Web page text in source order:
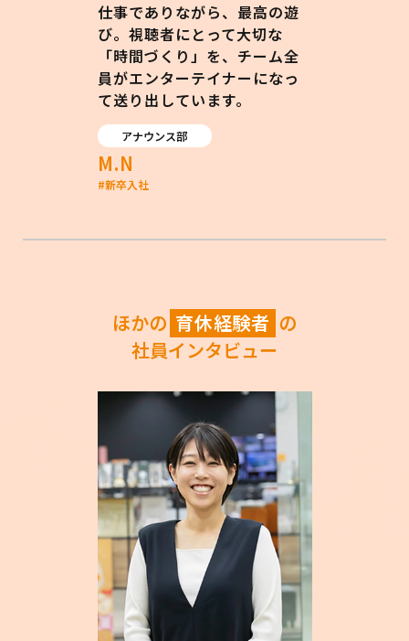
仕事でありながら、最高の遊
び。視聴者にとって大切な
「時間づくり」を、チーム全
員がエンターテイナーになっ
て送り出しています。
アナウンス部
M.N
#新卒入社
ほかの 育休経験者 の
社員インタビュー